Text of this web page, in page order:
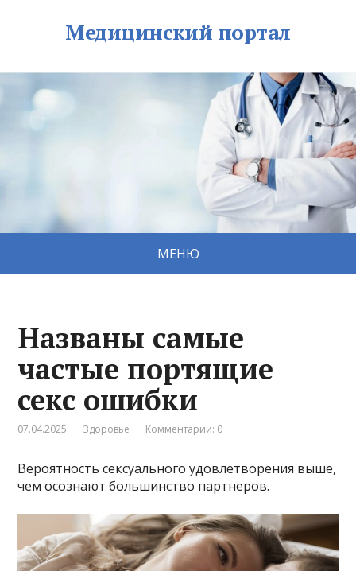
Медицинский портал
МЕНЮ
Названы самые
частые портящие
секс ошибки
07.04.2025 Здоровье Комментарии: 0
Вероятность сексуального удовлетворения выше,
чем осознают большинство партнеров.